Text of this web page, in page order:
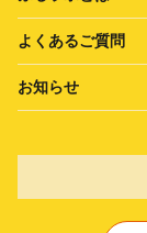
よくあるご質問
お知らせ